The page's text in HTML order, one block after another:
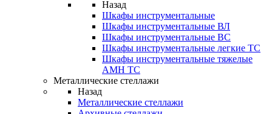
Назад
Шкафы инструментальные
Шкафы инструментальные ВЛ
Шкафы инструментальные ВС
Шкафы инструментальные легкие ТС
Шкафы инструментальные тяжелые
AMH TC
Металлические стеллажи
Назад
Металлические стеллажи